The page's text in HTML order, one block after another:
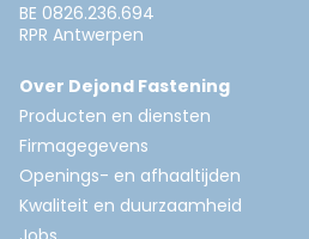
BE 0826.236.694
RPR Antwerpen
Over Dejond Fastening
Producten en diensten
Firmagegevens
Openings- en afhaaltijden
Kwaliteit en duurzaamheid